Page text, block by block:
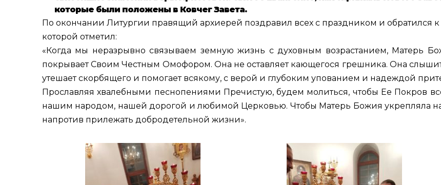
которые были положены в Ковчег Завета.
По окончании Литургии правящий архиерей поздравил всех с праздником и обратился
которой отметил:
«Когда мы неразрывно связываем земную жизнь с духовным возрастанием, Матерь
покрывает Своим Честным Омофором. Она не оставляет кающегося грешника. Она
утешает скорбящего и помогает всякому, с верой и глубоким упованием и надеждой
Прославляя хвалебными песнопениями Пречистую, будем молиться, чтобы Ее Покров
нашим народом, нашей дорогой и любимой Церковью. Чтобы Матерь Божия укрепляла
напротив прилежать добродетельной жизни».